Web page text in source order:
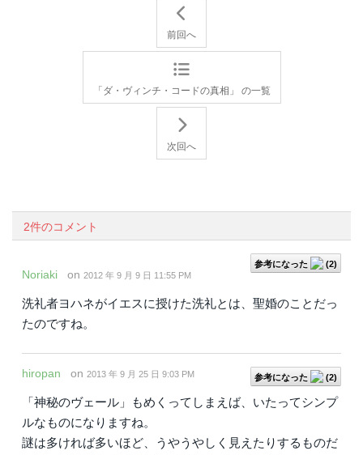
前回へ
「ダ・ヴィンチ・コードの真相」 の一覧
次回へ
2件のコメント
参考になった (2)
Noriaki on 2012 年 9 月 9 日 11:55 PM
洗礼者ヨハネがイエスに授けた洗礼とは、聖婚のことだっ
たのですね。
参考になった (2)
hiropan on 2013 年 9 月 25 日 9:03 PM
「神秘のヴェール」もめくってしまえば、いたってシンプ
ルなものになりますね。
謎は多ければ多いほど、うやうやしく見えたりするものだ